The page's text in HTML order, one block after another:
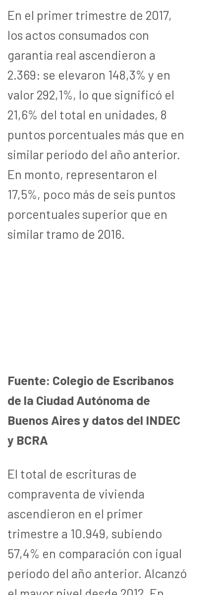
En el primer trimestre de 2017,
los actos consumados con
garantía real ascendieron a
2.369: se elevaron 148,3% y en
valor 292,1%, lo que significó el
21,6% del total en unidades, 8
puntos porcentuales más que en
similar período del año anterior.
En monto, representaron el
17,5%, poco más de seis puntos
porcentuales superior que en
similar tramo de 2016.
Fuente: Colegio de Escribanos
de la Ciudad Autónoma de
Buenos Aires y datos del INDEC
y BCRA
El total de escrituras de
compraventa de vivienda
ascendieron en el primer
trimestre a 10.949, subiendo
57,4% en comparación con igual
período del año anterior. Alcanzó